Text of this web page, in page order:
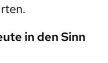
in den Sinn